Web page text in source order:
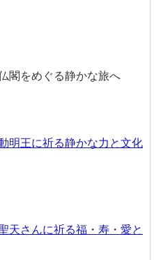
閣をめぐる静かな旅へ
明王に祈る静かな力と文化
天さんに祈る福・寿・愛と